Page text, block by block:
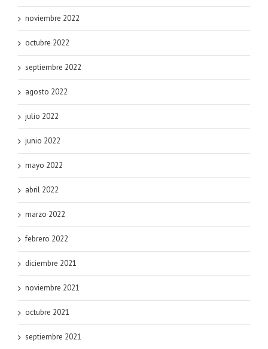
noviembre 2022
octubre 2022
septiembre 2022
agosto 2022
julio 2022
junio 2022
mayo 2022
abril 2022
marzo 2022
febrero 2022
diciembre 2021
noviembre 2021
octubre 2021
septiembre 2021